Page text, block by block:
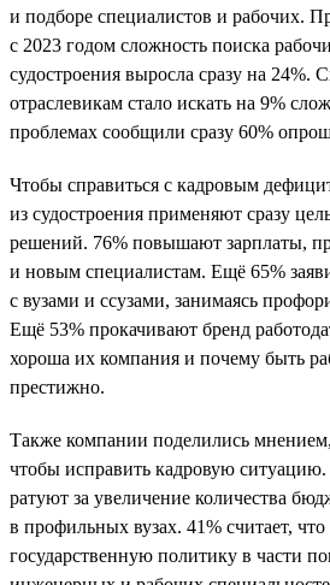
и подборе специалистов и рабочих.
с 2023 годом сложность поиска
судостроения выросла сразу на 24%.
отраслевикам стало искать на 9%
проблемах сообщили сразу 60%
Чтобы справиться с кадровым
из судостроения применяют сразу
решений. 76% повышают зарплаты,
и новым специалистам. Ещё 65%
с вузами и ссузами, занимаясь
Ещё 53% прокачивают бренд
хороша их компания и почему быть
престижно.
Также компании поделились
чтобы исправить кадровую ситуацию.
ратуют за увеличение количества
в профильных вузах. 41% считает,
государственную политику в части